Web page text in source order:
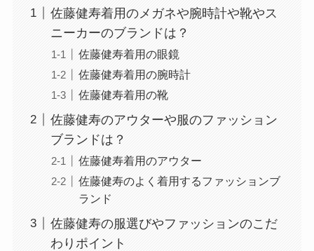
佐藤健寿着用のメガネや腕時計や靴やス
ニーカーのブランドは？
佐藤健寿着用の眼鏡
佐藤健寿着用の腕時計
佐藤健寿着用の靴
佐藤健寿のアウターや服のファッション
ブランドは？
佐藤健寿着用のアウター
佐藤健寿のよく着用するファッションブ
ランド
佐藤健寿の服選びやファッションのこだ
わりポイント